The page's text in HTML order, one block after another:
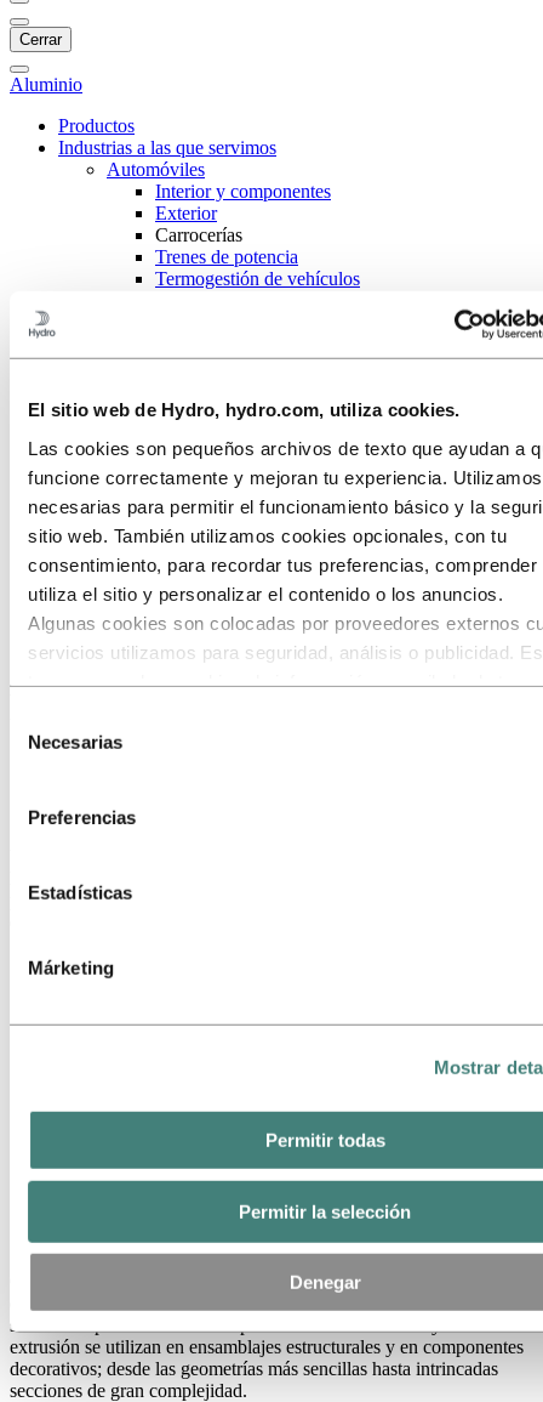
El sitio web de Hydro, hydro.com, utiliza cookies.
Las cookies son pequeños archivos de texto que ayudan a
funcione correctamente y mejoran tu experiencia.
necesarias para permitir el funcionamiento básico y la
sitio web. También utilizamos cookies opcionales, con tu
consentimiento, para recordar tus preferencias, comprender
utiliza el sitio y personalizar el contenido o los anuncios.
Algunas cookies son colocadas por proveedores externos
servicios utilizamos para seguridad, análisis o publicidad.
hayan recopilado a través de tu uso de sus servicios. El
cada una de sus cookies. Puedes consultar quiénes son
Necesarias
Preferencias
Estadísticas
Márketing
Mostrar
Permitir todas
Permitir la selección
Denegar
Cerrar
Aluminio
Productos
Industrias a las que servimos
Automóviles
Interior y componentes
Exterior
Carrocerías
Trenes de potencia
Termogestión de vehículos
Transporte
Solar y energético
Infraestructuras
Electrónica
Ingeniería general
Sobre el aluminio
Innovación e I+D
Industrias a las que servimos
Automóviles
Carrocerías
aluminio para carrocerías más
para estructuras de automóviles es la excelente absorción de energía
Soluciones en aluminio para automóviles
Ofrecemos a los fabricantes de equipos originales (OEMs) y a sus
soluciones prefabricadas. Los productos de laminación y de
extrusión se utilizan en ensamblajes estructurales y en componentes
decorativos; desde las geometrías más sencillas hasta intrincadas
secciones de gran complejidad.